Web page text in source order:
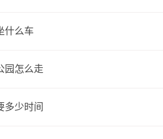
什么车
园怎么走
多少时间